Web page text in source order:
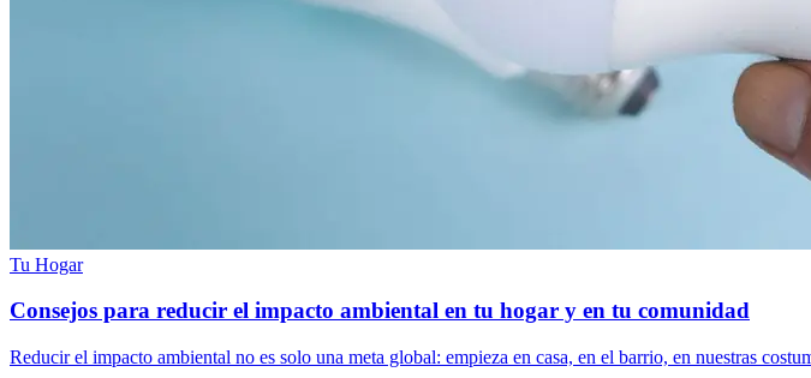
Tu Hogar
Consejos para reducir el impacto ambiental en tu hogar y en tu comunidad
Reducir el impacto ambiental no es solo una meta global: empieza en casa, en el barrio, en nuestras